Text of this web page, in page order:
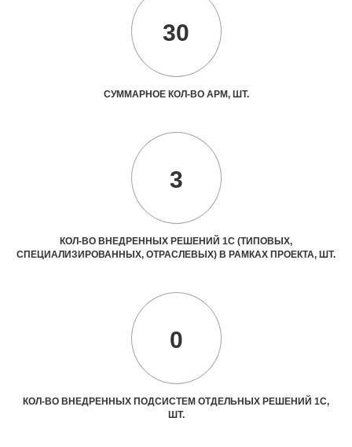
30
СУММАРНОЕ КОЛ-ВО АРМ, ШТ.
3
КОЛ-ВО ВНЕДРЕННЫХ РЕШЕНИЙ 1С (ТИПОВЫХ,
СПЕЦИАЛИЗИРОВАННЫХ, ОТРАСЛЕВЫХ) В РАМКАХ ПРОЕКТА, ШТ.
0
КОЛ-ВО ВНЕДРЕННЫХ ПОДСИСТЕМ ОТДЕЛЬНЫХ РЕШЕНИЙ 1С,
ШТ.